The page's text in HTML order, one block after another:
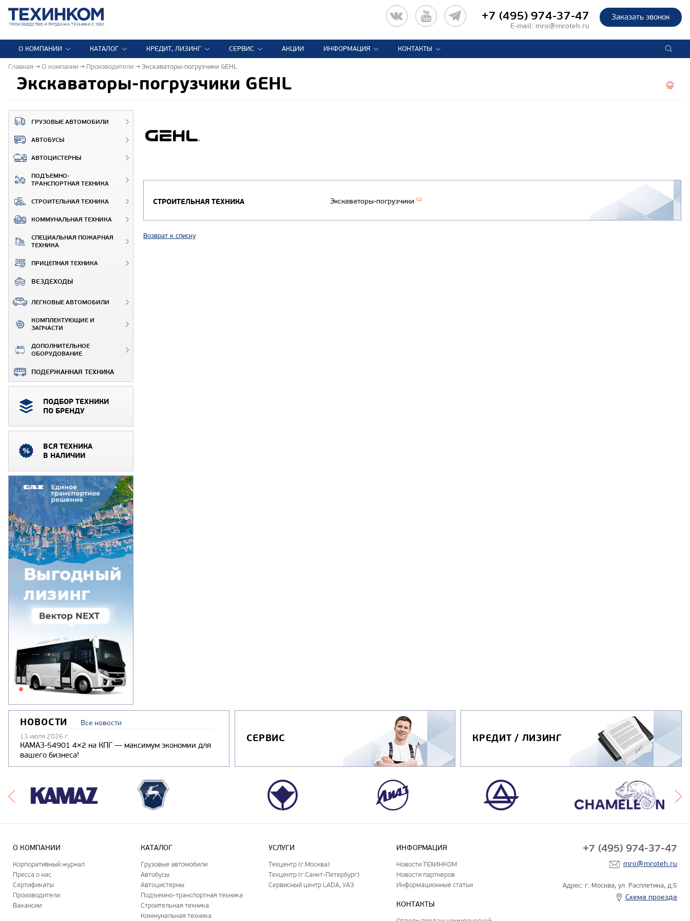
Заказать звонок
+7 (495) 974-37-47
E-mail: mro@mroteh.ru
О КОМПАНИИ КАТАЛОГ КРЕДИТ, ЛИЗИНГ СЕРВИС АКЦИИ ИНФОРМАЦИЯ КОНТАКТЫ
Главная О компании Производители Экскаваторы-погрузчики GEHL
Экскаваторы-погрузчики GEHL
ГРУЗОВЫЕ АВТОМОБИЛИ
АВТОБУСЫ
АВТОЦИСТЕРНЫ
ПОДЪЕМНО-
ТРАНСПОРТНАЯ ТЕХНИКА
СТРОИТЕЛЬНАЯ ТЕХНИКА
КОММУНАЛЬНАЯ ТЕХНИКА
СПЕЦИАЛЬНАЯ ПОЖАРНАЯ
ТЕХНИКА
ПРИЦЕПНАЯ ТЕХНИКА
ВЕЗДЕХОДЫ
ЛЕГКОВЫЕ АВТОМОБИЛИ
КОМПЛЕКТУЮЩИЕ И
ЗАПЧАСТИ
ДОПОЛНИТЕЛЬНОЕ
ОБОРУДОВАНИЕ
ПОДЕРЖАННАЯ ТЕХНИКА
ПОДБОР ТЕХНИКИ
ПО БРЕНДУ
ВСЯ ТЕХНИКА
В НАЛИЧИИ
СТРОИТЕЛЬНАЯ ТЕХНИКА Экскаваторы-погрузчики(1)
Возврат к списку
НОВОСТИ Все новости
13 июля 2026 г.
КАМАЗ-54901 4×2 на КПГ — максимум экономии для
вашего бизнеса!
СЕРВИС КРЕДИТ / ЛИЗИНГ
О КОМПАНИИ
Корпоративный журнал
Пресса о нас
Сертификаты
Производители
Вакансии
КАТАЛОГ
Грузовые автомобили
Автобусы
Автоцистерны
Подъемно-транспортная техника
Строительная техника
Коммунальная техника
УСЛУГИ
Техцентр (г.Москва)
Техцентр (г.Санкт-Петербург)
Сервисный центр LADA, УАЗ
ИНФОРМАЦИЯ
Новости ТЕХИНКОМ
Новости партнеров
Информационные статьи
КОНТАКТЫ
+7 (495) 974-37-47
mro@mroteh.ru
Адрес: г. Москва, ул. Расплетина, д.5
Схема проезда